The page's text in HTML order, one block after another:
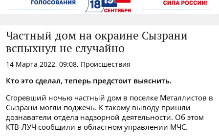
Частный дом на окраине Сызрани
вспыхнул не случайно
14 Марта 2022, 09:08, Происшествия
Кто это сделал, теперь предстоит выяснить.
Сгоревший ночью частный дом в поселке Металлистов в
Сызрани могли поджечь. К такому выводу пришли
дознаватели отдела надзорной деятельности. Об этом
КТВ-ЛУЧ сообщили в областном управлении МЧС.